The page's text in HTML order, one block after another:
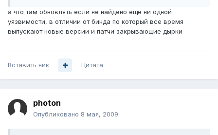
а что там обновлять если не найдено еще ни одной
уязвимости, в отличии от бинда по который все время
выпускают новые версии и патчи закрывающие дырки
Вставить ник Цитата
photon
Опубликовано 8 мая, 2009